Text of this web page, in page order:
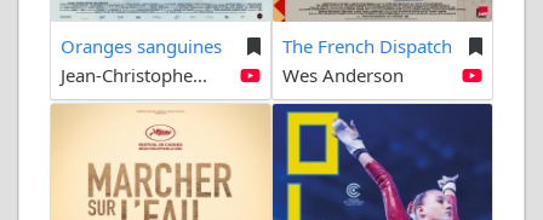
Oranges sanguines
Jean-Christophe...
The French Dispatch
Wes Anderson